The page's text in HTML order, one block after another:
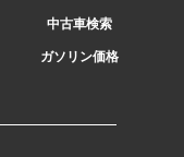
中古車検索
ガソリン価格